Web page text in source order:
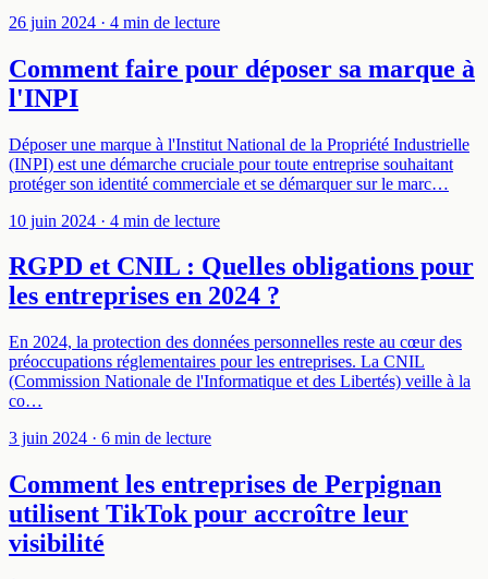
26 juin 2024 · 4 min de lecture
Comment faire pour déposer sa marque à
l'INPI
Déposer une marque à l'Institut National de la Propriété Industrielle
(INPI) est une démarche cruciale pour toute entreprise souhaitant
protéger son identité commerciale et se démarquer sur le marc…
10 juin 2024 · 4 min de lecture
RGPD et CNIL : Quelles obligations pour
les entreprises en 2024 ?
En 2024, la protection des données personnelles reste au cœur des
préoccupations réglementaires pour les entreprises. La CNIL
(Commission Nationale de l'Informatique et des Libertés) veille à la
co…
3 juin 2024 · 6 min de lecture
Comment les entreprises de Perpignan
utilisent TikTok pour accroître leur
visibilité